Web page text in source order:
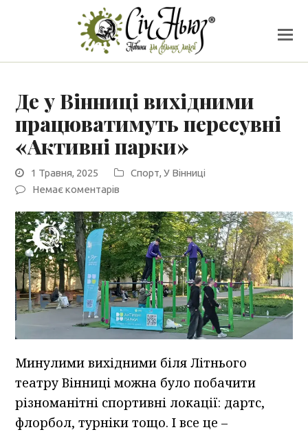
Де у Вінниці вихідними
працюватимуть пересувні
«Активні парки»
1 Травня, 2025 Спорт,У Вінниці
Немає коментарів
Минулими вихідними біля Літнього
театру Вінниці можна було побачити
різноманітні спортивні локації: дартс,
флорбол, турніки тощо. І все це –